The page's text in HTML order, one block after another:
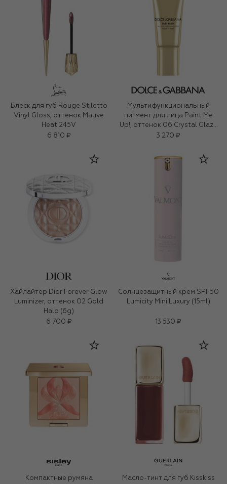
Блеск для губ Rouge Stiletto
Vinyl Gloss, оттенок Mauve
Heat 245V
6 810 ₽
Мультифункциональный
пигмент для лица Paint Me
Up!, оттенок 06 Crystal Glaze
(5ml)
3 270 ₽
Хайлайтер Dior Forever Glow
Luminizer, оттенок 02 Gold
Halo (6g)
6 700 ₽
Солнцезащитный крем SPF50
Lumicity Mini Luxury (15ml)
13 530 ₽
Компактные румяна
Масло-тинт для губ Kisskiss